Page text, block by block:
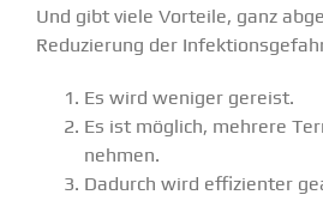
Und gibt viele Vorteile, ganz
Reduzierung der
Es wird weniger gereist.
Es ist möglich, mehrere
nehmen.
Dadurch wird effizi­enter